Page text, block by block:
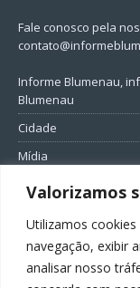
Valorizamos
Utilizamos
navegação, exibir
analisar nosso
Fale conosco pela
Informe Blumenau,
Blumenau
Cidade
Mídia
Entretenimento
Política
FIQUE CONECTADO